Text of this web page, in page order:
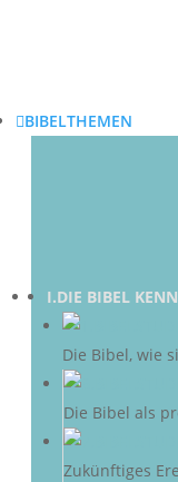
BIBELTHEMEN
I.DIE BIBEL
Die Bibel, wie
Die Bibel als
Zukünftiges